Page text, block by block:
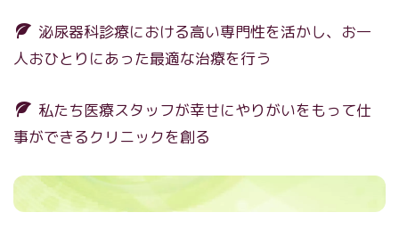
泌尿器科診療における高い専門性を活かし、お一
人おひとりにあった最適な治療を行う
私たち医療スタッフが幸せにやりがいをもって仕
事ができるクリニックを創る